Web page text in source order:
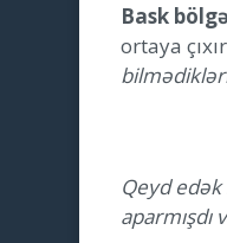
Bask
ortaya
Qeyd